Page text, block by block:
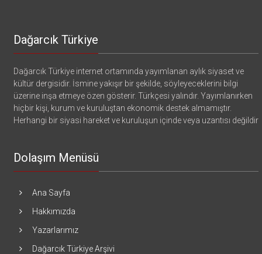
Dağarcık Türkiye
Dağarcık Türkiye internet ortamında yayımlanan aylık siyaset ve
kültür dergisidir. İsmine yakışır bir şekilde, söyleyeceklerini bilgi
üzerine inşa etmeye özen gösterir. Türkçesi yalındır. Yayımlanırken
hiçbir kişi, kurum ve kuruluştan ekonomik destek almamıştır.
Herhangi bir siyasi hareket ve kuruluşun içinde veya uzantısı değildir
Dolaşım Menüsü
Ana Sayfa
Hakkımızda
Yazarlarımız
Dağarcık Türkiye Arşivi